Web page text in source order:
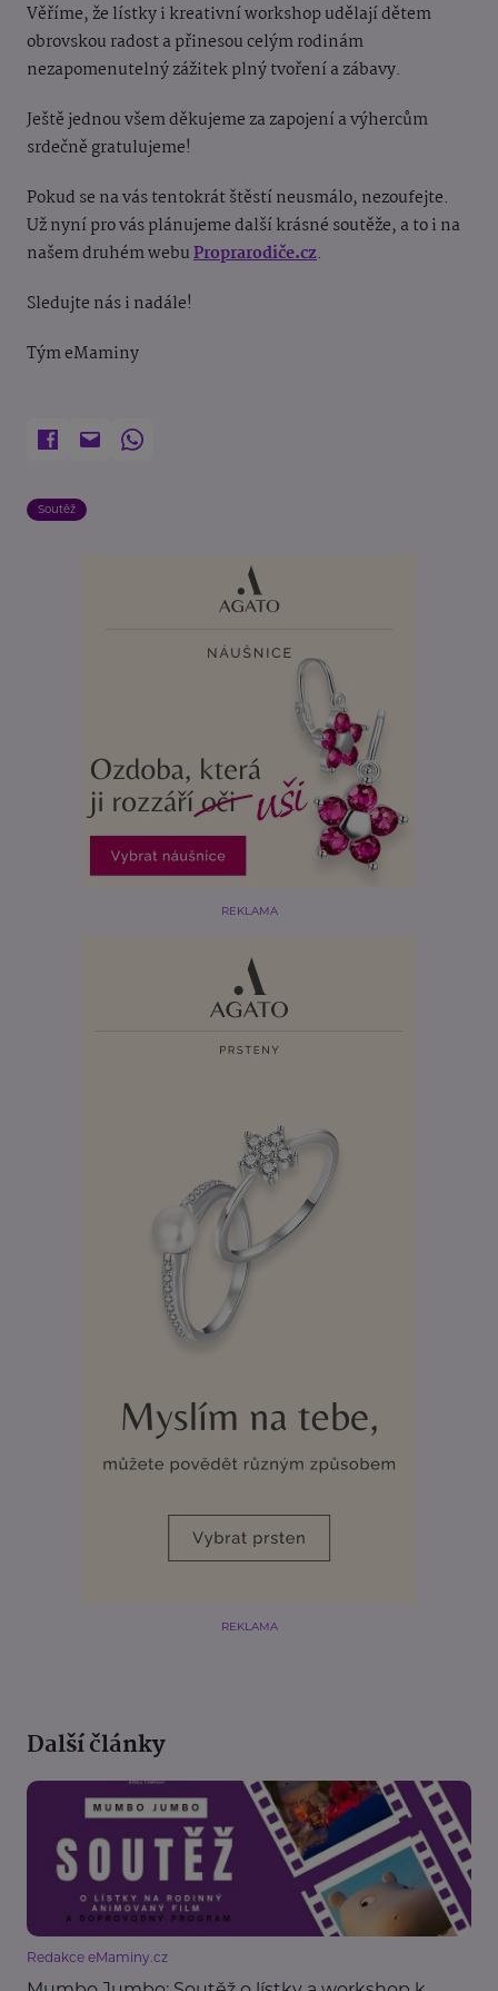
Věříme, že lístky i kreativní workshop udělají dětem
obrovskou radost a přinesou celým rodinám
nezapomenutelný zážitek plný tvoření a zábavy.
Ještě jednou všem děkujeme za zapojení a výhercům
srdečně gratulujeme!
Pokud se na vás tentokrát štěstí neusmálo, nezoufejte.
Už nyní pro vás plánujeme další krásné soutěže, a to i na
našem druhém webuProprarodiče.cz.
Sledujte nás i nadále!
Tým eMaminy
Soutěž
REKLAMA
REKLAMA
Další články
Redakce eMaminy.cz